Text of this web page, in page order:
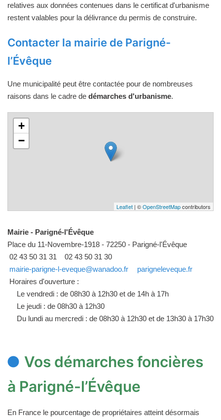
relatives aux données contenues dans le certificat d'urbanisme
restent valables pour la délivrance du permis de construire.
Contacter la mairie de Parigné-
l’Évêque
Une municipalité peut être contactée pour de nombreuses
raisons dans le cadre de démarches d'urbanisme.
+
−
Leaflet | ©OpenStreetMapcontributors
Mairie - Parigné-l'Évêque
Place du 11-Novembre-1918 - 72250 - Parigné-l'Évêque
02 43 50 31 31
02 43 50 31 30
mairie-parigne-l-eveque@wanadoo.fr
parigneleveque.fr
Horaires d'ouverture :
Le vendredi : de 08h30 à 12h30 et de 14h à 17h
Le jeudi : de 08h30 à 12h30
Du lundi au mercredi : de 08h30 à 12h30 et de 13h30 à 17h30
Vos démarches foncières
à Parigné-l’Évêque
En France le pourcentage de propriétaires atteint désormais